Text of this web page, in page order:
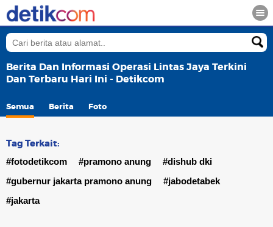
Berita Dan Informasi Operasi Lintas Jaya Terkini
Dan Terbaru Hari Ini - Detikcom
Semua Berita Foto
Tag Terkait:
#fotodetikcom #pramono anung
#dishub dki
#gubernur jakarta pramono anung
#jabodetabek
#jakarta